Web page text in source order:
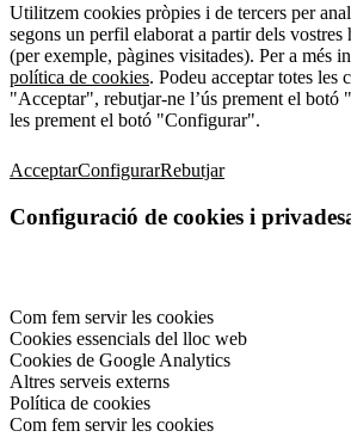
Utilitzem cookies pròpies i de tercers per
segons un perfil elaborat a partir dels vostres
(per exemple, pàgines visitades). Per a més
política de cookies. Podeu acceptar totes les
"Acceptar", rebutjar-ne l’ús prement el
les prement el botó "Configurar".
AcceptarConfigurarRebutjar
Configuració de cookies i
Com fem servir les cookies
Cookies essencials del lloc web
Cookies de Google Analytics
Altres serveis externs
Política de cookies
Com fem servir les cookies